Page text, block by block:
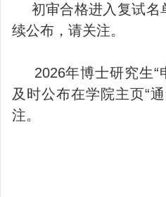
初审合格进入复试名
续公布，请关注。
2026年博士研究生
及时公布在学院主页“
注。